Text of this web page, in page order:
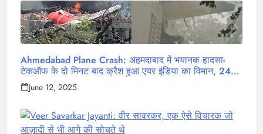
Ahmedabad Plane Crash: अहमदाबाद में भयानक हादसा-
टेकऑफ के दो मिनट बाद क्रैश हुआ एयर इंडिया का विमान, 242
लोग थे सवार
June 12, 2025